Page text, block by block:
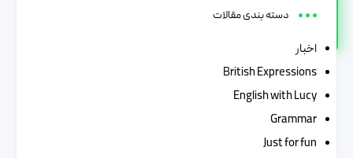
دسته بندی مقالات
اخبار
British Expressions
English with Lucy
Grammar
Just for fun